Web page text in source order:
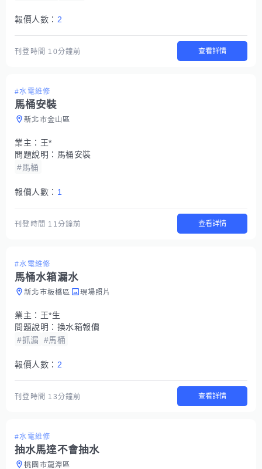
報價人數： 2
刊登時間 10分鐘前 查看詳情
#水電維修
馬桶安裝
新北市金山區
業主： 王*
問題說明： 馬桶安裝
#馬桶
報價人數： 1
刊登時間 11分鐘前 查看詳情
#水電維修
馬桶水箱漏水
新北市板橋區 現場照片
業主： 王*生
問題說明： 換水箱報價
#抓漏 #馬桶
報價人數： 2
刊登時間 13分鐘前 查看詳情
#水電維修
抽水馬達不會抽水
桃園市龍潭區